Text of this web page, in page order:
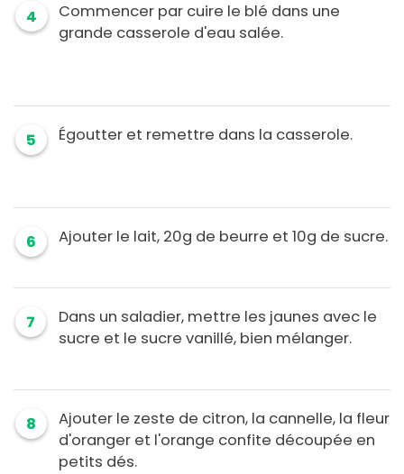
4
Commencer par cuire le blé dans une
grande casserole d'eau salée.
5 Égoutter et remettre dans la casserole.
6 Ajouter le lait, 20g de beurre et 10g de sucre.
7
Dans un saladier, mettre les jaunes avec le
sucre et le sucre vanillé, bien mélanger.
8
Ajouter le zeste de citron, la cannelle, la fleur
d'oranger et l'orange confite découpée en
petits dés.